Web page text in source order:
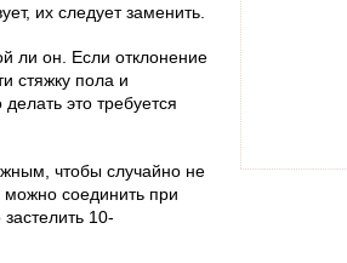
их следует заменить.
ли он. Если отклонение
стяжку пола и
это требуется
чтобы случайно не
можно соединить при
10-